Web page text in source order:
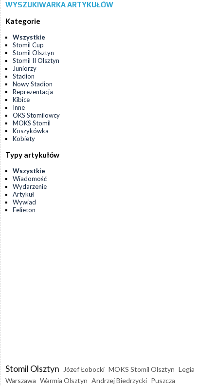
WYSZUKIWARKA ARTYKUŁÓW
Kategorie
Wszystkie
Stomil Cup
Stomil Olsztyn
Stomil II Olsztyn
Juniorzy
Stadion
Nowy Stadion
Reprezentacja
Kibice
Inne
OKS Stomilowcy
MOKS Stomil
Koszykówka
Kobiety
Typy artykułów
Wszystkie
Wiadomość
Wydarzenie
Artykuł
Wywiad
Felieton
Stomil Olsztyn Józef Łobocki MOKS Stomil Olsztyn Legia
Warszawa Warmia Olsztyn Andrzej Biedrzycki Puszcza